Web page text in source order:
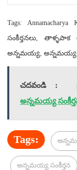
Tags:
సంకీర్తనలు,
అన్నమయ్య, అన్నమయ్య
చదవండి :
అన్నమయ్య
Tags:
అన్నమయ్య సంకీర్తన